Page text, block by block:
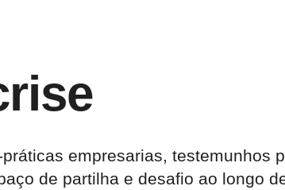
empresarias, testemunhos
de partilha e desafio ao longo